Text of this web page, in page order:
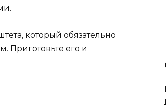
который обязательно
Приготовьте его и